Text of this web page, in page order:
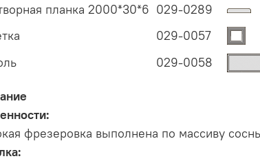
планка 2000*30*6 029-0289
029-0057
029-0058
фрезеровка выполнена по массиву